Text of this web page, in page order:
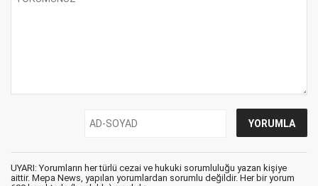
UYARI: Yorumların her türlü cezai ve hukuki sorumluluğu yazan kişiye
aittir. Mepa News, yapılan yorumlardan sorumlu değildir. Her bir yorum